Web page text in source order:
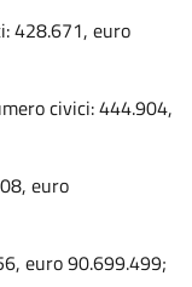
428.671, euro
civici: 444.904,
euro
euro 90.699.499;